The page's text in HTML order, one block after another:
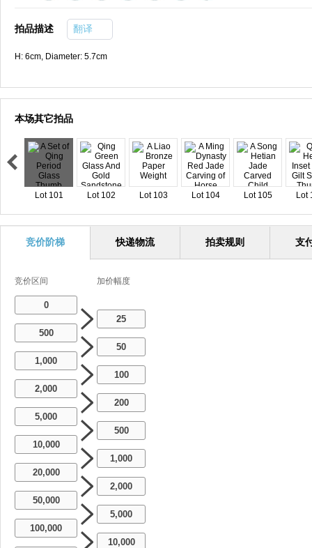
拍品描述 翻译
H: 6cm, Diameter: 5.7cm
本场其它拍品
Lot 101 Lot 102 Lot 103 Lot 104 Lot 105 Lot
竞价阶梯 快递物流 拍卖规则 支
竞价区间 加价幅度
0
25
500
50
1,000
100
2,000
200
5,000
500
10,000
1,000
20,000
2,000
50,000
5,000
100,000
10,000